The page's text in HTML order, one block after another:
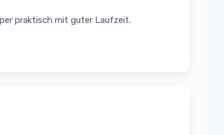
praktisch mit guter Laufzeit.